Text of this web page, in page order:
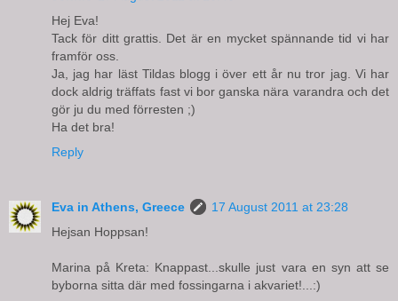
Hej Eva!
Tack för ditt grattis. Det är en mycket spännande tid vi har
framför oss.
Ja, jag har läst Tildas blogg i över ett år nu tror jag. Vi har
dock aldrig träffats fast vi bor ganska nära varandra och det
gör ju du med förresten ;)
Ha det bra!
Reply
Eva in Athens, Greece
17 August 2011 at 23:28
Hejsan Hoppsan!
Marina på Kreta: Knappast...skulle just vara en syn att se
byborna sitta där med fossingarna i akvariet!...:)